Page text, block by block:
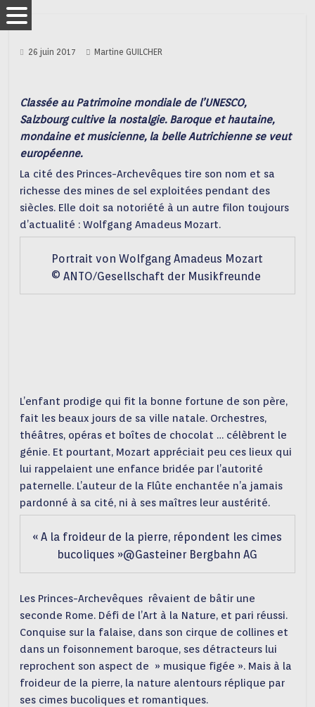
26 juin 2017 Martine GUILCHER
Classée au Patrimoine mondiale de l’UNESCO,
Salzbourg cultive la nostalgie. Baroque et hautaine,
mondaine et musicienne, la belle Autrichienne se veut
européenne.
La cité des Princes-Archevêques tire son nom et sa
richesse des mines de sel exploitées pendant des
siècles. Elle doit sa notoriété à un autre filon toujours
d’actualité : Wolfgang Amadeus Mozart.
Portrait von Wolfgang Amadeus Mozart
© ANTO/Gesellschaft der Musikfreunde
L’enfant prodige qui fit la bonne fortune de son père,
fait les beaux jours de sa ville natale. Orchestres,
théâtres, opéras et boîtes de chocolat … célèbrent le
génie. Et pourtant, Mozart appréciait peu ces lieux qui
lui rappelaient une enfance bridée par l’autorité
paternelle. L’auteur de la Flûte enchantée n’a jamais
pardonné à sa cité, ni à ses maîtres leur austérité.
« A la froideur de la pierre, répondent les cimes
bucoliques »@Gasteiner Bergbahn AG
Les Princes-Archevêques rêvaient de bâtir une
seconde Rome. Défi de l’Art à la Nature, et pari réussi.
Conquise sur la falaise, dans son cirque de collines et
dans un foisonnement baroque, ses détracteurs lui
reprochent son aspect de » musique figée ». Mais à la
froideur de la pierre, la nature alentours réplique par
ses cimes bucoliques et romantiques.